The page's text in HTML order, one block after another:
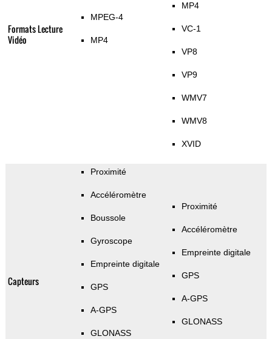
Formats Lecture
Vidéo
MPEG-4
MP4
MP4
VC-1
VP8
VP9
WMV7
WMV8
XVID
Capteurs
Proximité
Accéléromètre
Boussole
Gyroscope
Empreinte digitale
GPS
A-GPS
GLONASS
Proximité
Accéléromètre
Empreinte digitale
GPS
A-GPS
GLONASS